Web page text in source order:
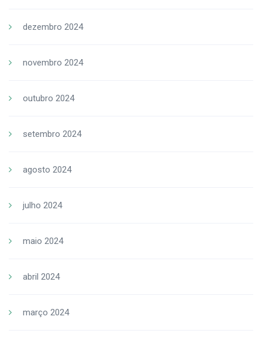
dezembro 2024
novembro 2024
outubro 2024
setembro 2024
agosto 2024
julho 2024
maio 2024
abril 2024
março 2024